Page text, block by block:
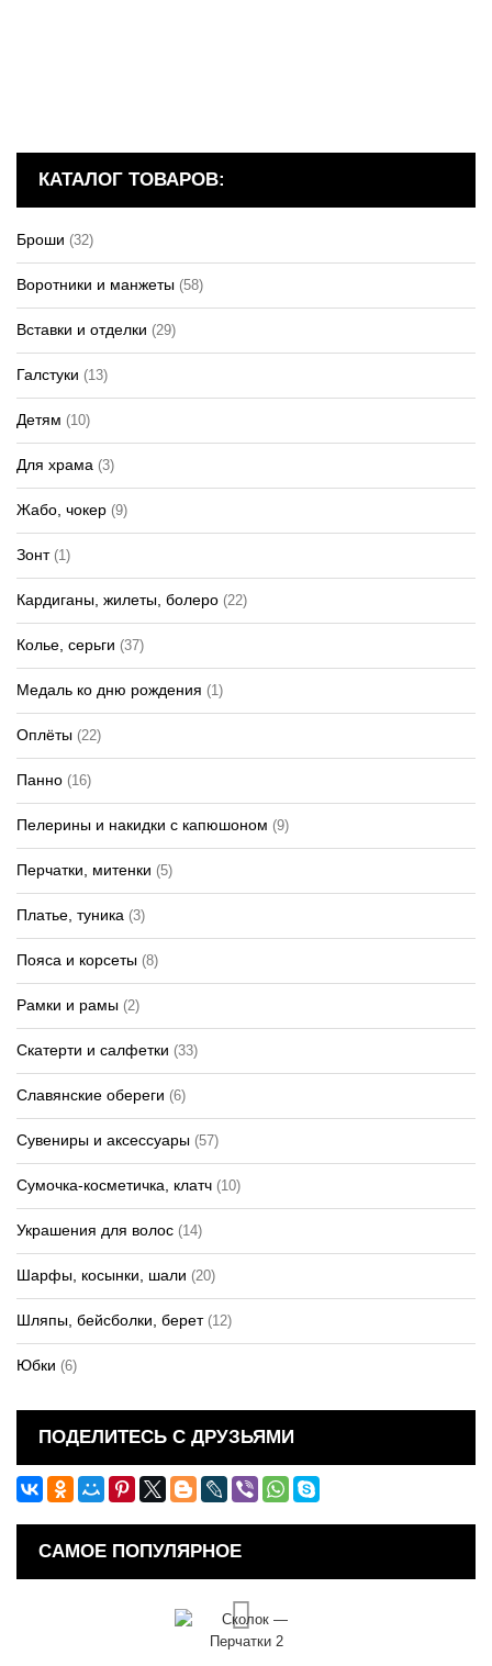
КАТАЛОГ ТОВАРОВ:
Броши (32)
Воротники и манжеты (58)
Вставки и отделки (29)
Галстуки (13)
Детям (10)
Для храма (3)
Жабо, чокер (9)
Зонт(1)
Кардиганы, жилеты, болеро (22)
Колье, серьги (37)
Медаль ко дню рождения (1)
Оплёты (22)
Панно (16)
Пелерины и накидки с капюшоном (9)
Перчатки, митенки (5)
Платье, туника (3)
Пояса и корсеты (8)
Рамки и рамы (2)
Скатерти и салфетки (33)
Славянские обереги (6)
Сувениры и аксессуары (57)
Сумочка-косметичка, клатч (10)
Украшения для волос (14)
Шарфы, косынки, шали (20)
Шляпы, бейсболки, берет(12)
Юбки (6)
ПОДЕЛИТЕСЬ С ДРУЗЬЯМИ
САМОЕ ПОПУЛЯРНОЕ